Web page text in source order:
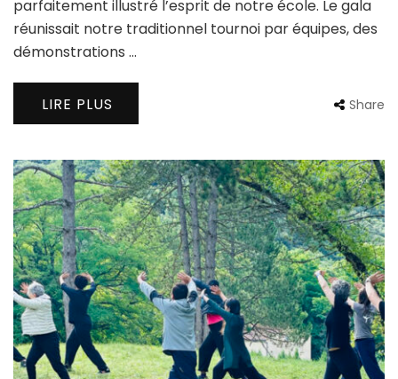
parfaitement illustré l’esprit de notre école. Le gala
réunissait notre traditionnel tournoi par équipes, des
démonstrations …
LIRE PLUS Share